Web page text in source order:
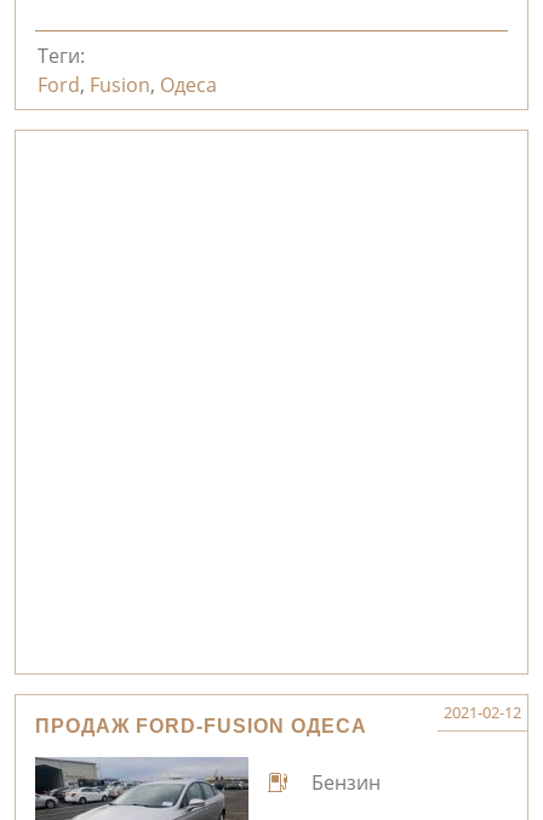
Теги:
Ford, Fusion, Одеса
ПРОДАЖ FORD-FUSION ОДЕСА
2021-02-12
Бензин